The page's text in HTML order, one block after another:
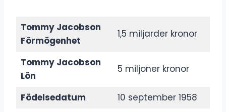
Tommy Jacobson
Förmögenhet
1,5 miljarder kronor
Tommy Jacobson
Lön
5 miljoner kronor
Födelsedatum 10 september 1958